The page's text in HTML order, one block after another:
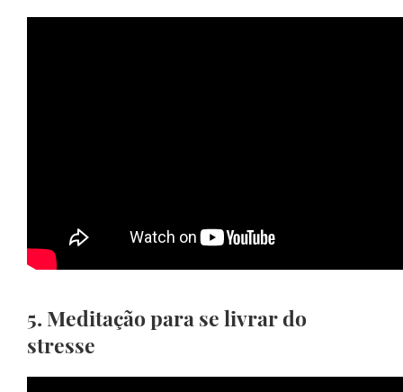
5. Meditação para se livrar do
stresse